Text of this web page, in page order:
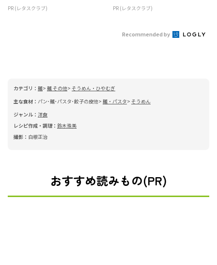
PR (レタスクラブ) PR (レタスクラブ)
Recommended by
カテゴリ： 麺 麺 その他 そうめん・ひやむぎ
主な食材： パン･麺･パスタ･餃子の皮他 麺・パスタ
そうめん
ジャンル： 洋食
レシピ作成・調理： 鈴木珠美
撮影： 白根正治
おすすめ読みもの(PR)